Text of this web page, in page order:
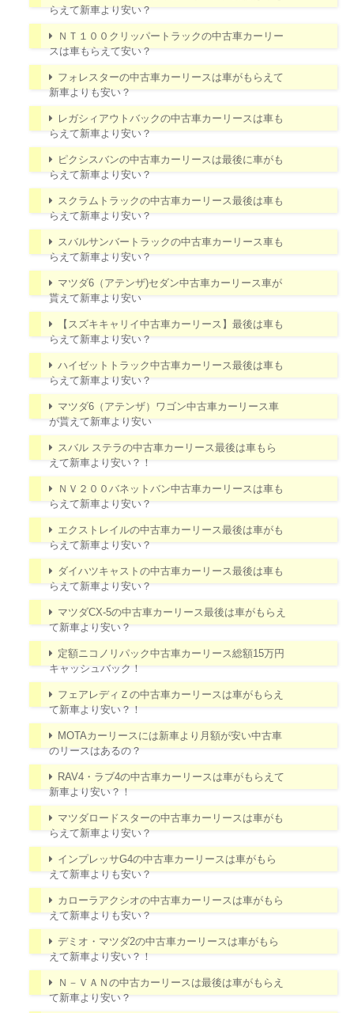
らえて新車より安い？
ＮＴ１００クリッパートラックの中古車カーリー
スは車もらえて安い？
フォレスターの中古車カーリースは車がもらえて
新車よりも安い？
レガシィアウトバックの中古車カーリースは車も
らえて新車より安い？
ピクシスバンの中古車カーリースは最後に車がも
らえて新車より安い？
スクラムトラックの中古車カーリース最後は車も
らえて新車より安い？
スバルサンバートラックの中古車カーリース車も
らえて新車より安い？
マツダ6（アテンザ)セダン中古車カーリース車が
貰えて新車より安い
【スズキキャリイ中古車カーリース】最後は車も
らえて新車より安い？
ハイゼットトラック中古車カーリース最後は車も
らえて新車より安い？
マツダ6（アテンザ）ワゴン中古車カーリース車
が貰えて新車より安い
スバル ステラの中古車カーリース最後は車もら
えて新車より安い？！
ＮＶ２００バネットバン中古車カーリースは車も
らえて新車より安い？
エクストレイルの中古車カーリース最後は車がも
らえて新車より安い？
ダイハツキャストの中古車カーリース最後は車も
らえて新車より安い？
マツダCX-5の中古車カーリース最後は車がもらえ
て新車より安い？
定額ニコノリパック中古車カーリース総額15万円
キャッシュバック！
フェアレディＺの中古車カーリースは車がもらえ
て新車より安い？！
MOTAカーリースには新車より月額が安い中古車
のリースはあるの？
RAV4・ラブ4の中古車カーリースは車がもらえて
新車より安い？！
マツダロードスターの中古車カーリースは車がも
らえて新車より安い？
インプレッサG4の中古車カーリースは車がもら
えて新車よりも安い？
カローラアクシオの中古車カーリースは車がもら
えて新車よりも安い？
デミオ・マツダ2の中古車カーリースは車がもら
えて新車より安い？！
Ｎ－ＶＡＮの中古カーリースは最後は車がもらえ
て新車より安い？